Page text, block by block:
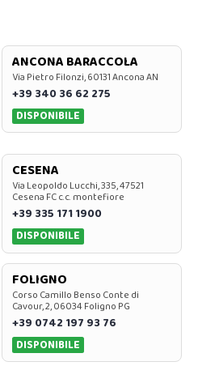
ANCONA BARACCOLA
Via Pietro Filonzi, 60131 Ancona AN
+39 340 36 62 275
DISPONIBILE
CESENA
Via Leopoldo Lucchi, 335, 47521
Cesena FC c.c. montefiore
+39 335 171 1900
DISPONIBILE
FOLIGNO
Corso Camillo Benso Conte di
Cavour, 2, 06034 Foligno PG
+39 0742 197 93 76
DISPONIBILE